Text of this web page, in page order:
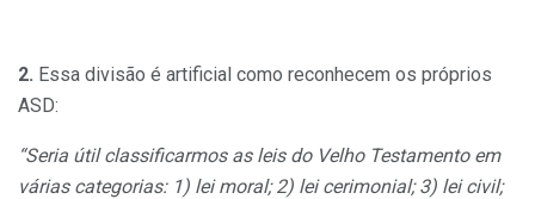
2. Essa divisão é artificial como reconhecem os próprios
ASD:
“Seria útil classificarmos as leis do Velho Testamento em
várias categorias: 1) lei moral; 2) lei cerimonial; 3) lei civil;